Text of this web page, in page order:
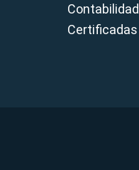
Certificadas